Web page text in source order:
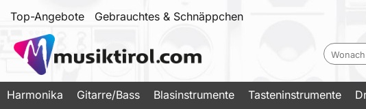
Top-Angebote Gebrauchtes & Schnäppchen
Harmonika Gitarre/Bass Blasinstrumente Tasteninstrumente